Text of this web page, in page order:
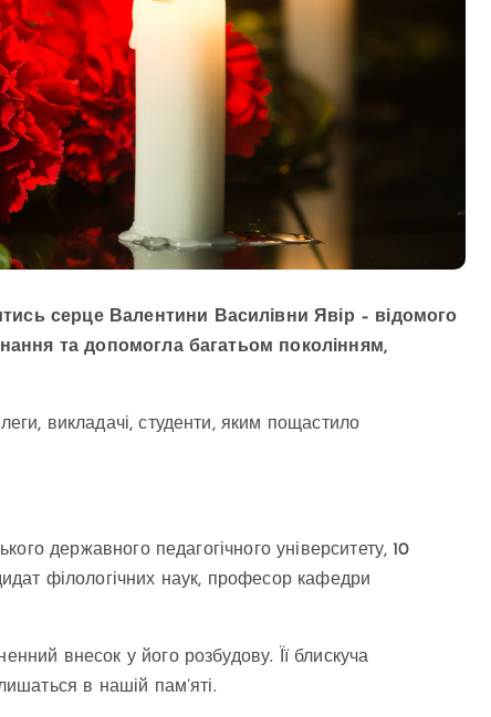
серце Валентини Василівни Явір – відомого
та допомогла багатьом поколінням,
викладачі, студенти, яким пощастило
державного педагогічного університету, 10
філологічних наук, професор кафедри
внесок у його розбудову. Її блискуча
в нашій пам’яті.